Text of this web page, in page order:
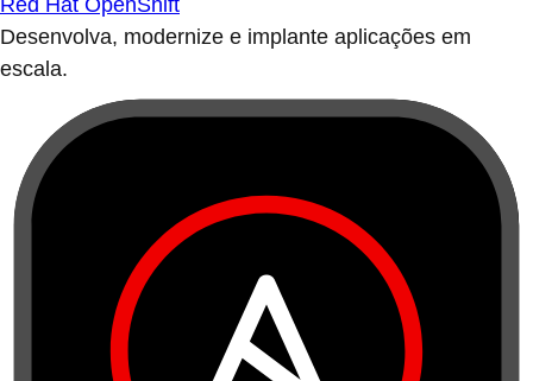
Red Hat OpenShift
Desenvolva, modernize e implante aplicações em
escala.